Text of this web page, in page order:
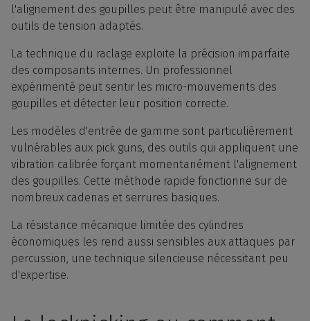
l'alignement des goupilles peut être manipulé avec des
outils de tension adaptés.
La technique du raclage exploite la précision imparfaite
des composants internes. Un professionnel
expérimenté peut sentir les micro-mouvements des
goupilles et détecter leur position correcte.
Les modèles d'entrée de gamme sont particulièrement
vulnérables aux pick guns, des outils qui appliquent une
vibration calibrée forçant momentanément l'alignement
des goupilles. Cette méthode rapide fonctionne sur de
nombreux cadenas et serrures basiques.
La résistance mécanique limitée des cylindres
économiques les rend aussi sensibles aux attaques par
percussion, une technique silencieuse nécessitant peu
d'expertise.